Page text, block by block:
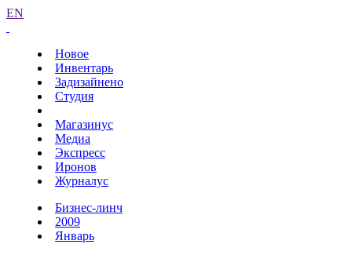
EN
Новое
Инвентарь
Задизайнено
Студия
Магазинус
Медиа
Экспресс
Иронов
Журналус
Бизнес-линч
2009
Январь